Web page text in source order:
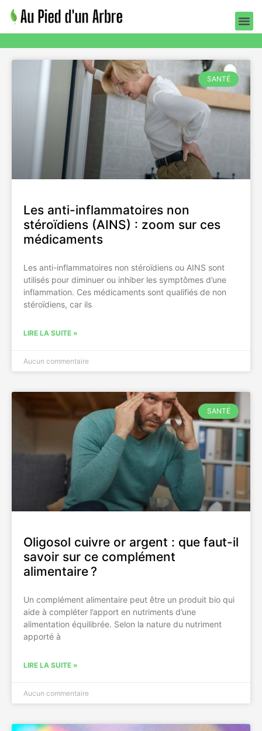
SANTÉ
Les anti-inflammatoires non
stéroïdiens (AINS) : zoom sur ces
médicaments
Les anti-inflammatoires non stéroïdiens ou AINS sont
utilisés pour diminuer ou inhiber les symptômes d’une
inflammation. Ces médicaments sont qualifiés de non
stéroïdiens, car ils
LIRE LA SUITE »
Aucun commentaire
SANTÉ
Oligosol cuivre or argent : que faut-il
savoir sur ce complément
alimentaire ?
Un complément alimentaire peut être un produit bio qui
aide à compléter l’apport en nutriments d’une
alimentation équilibrée. Selon la nature du nutriment
apporté à
LIRE LA SUITE »
Aucun commentaire